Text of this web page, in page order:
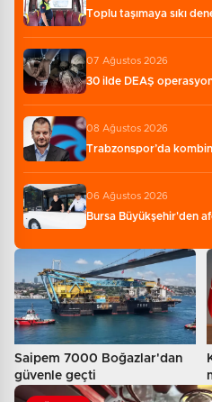
Toplu taşımaya sıkı
07 Ağustos 2026
30 ilde DEAŞ
08 Ağustos 2026
Trabzonspor’da
06 Ağustos 2026
Bursa Büyükşehir'den
Saipem 7000 Boğazlar'dan
güvenle geçti